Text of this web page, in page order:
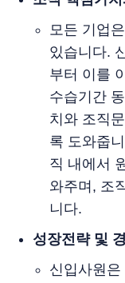
모든 기업
있습니다.
부터 이를
수습기간
치와 조직
록 도와줍
직 내에서
와주며, 조
니다.
성장전략 및
신입사원은